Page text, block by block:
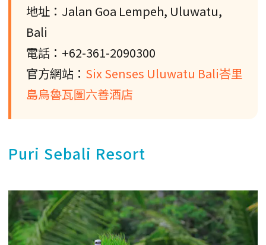
地址：Jalan Goa Lempeh, Uluwatu,
Bali
電話：+62-361-2090300
官方網站： Six Senses Uluwatu Bali峇里
島烏魯瓦圖六善酒店
Puri Sebali Resort